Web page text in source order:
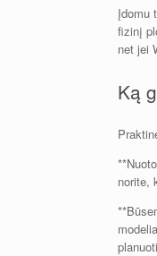
Įdomu
fizinį
net jei
Ką
norite,